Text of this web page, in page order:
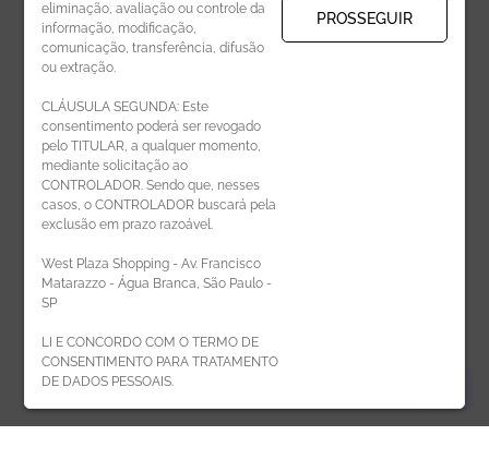
eliminação, avaliação ou controle da
informação, modificação,
comunicação, transferência, difusão
ou extração.
CLÁUSULA SEGUNDA: Este
consentimento poderá ser revogado
pelo TITULAR, a qualquer momento,
mediante solicitação ao
CONTROLADOR. Sendo que, nesses
casos, o CONTROLADOR buscará pela
exclusão em prazo razoável.
West Plaza Shopping - Av. Francisco
Matarazzo - Água Branca, São Paulo -
SP
LI E CONCORDO COM O TERMO DE
CONSENTIMENTO PARA TRATAMENTO
DE DADOS PESSOAIS.
PROSSEGUIR
CADASTRAR